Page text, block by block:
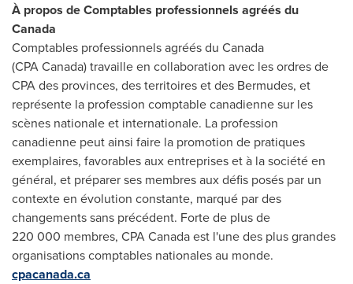
À propos de Comptables professionnels agréés du
Canada
Comptables professionnels agréés du Canada
(CPA Canada) travaille en collaboration avec les ordres de
CPA des provinces, des territoires et des Bermudes, et
représente la profession comptable canadienne sur les
scènes nationale et internationale. La profession
canadienne peut ainsi faire la promotion de pratiques
exemplaires, favorables aux entreprises et à la société en
général, et préparer ses membres aux défis posés par un
contexte en évolution constante, marqué par des
changements sans précédent. Forte de plus de
220 000 membres, CPA Canada est l'une des plus grandes
organisations comptables nationales au monde.
cpacanada.ca